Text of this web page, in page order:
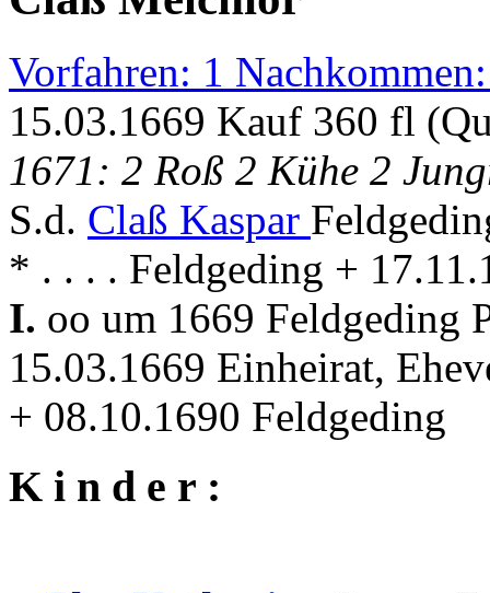
Vorfahren: 1
15.03.1669 Kauf 360 fl
1671: 2 Roß 2 Kühe 2
S.d. Claß Kaspar
* . . . . Feldgeding +
I. oo um 1669 Feldgeding
15.03.1669 Einheirat,
+ 08.10.1690 Feldgeding
K i n d e r :